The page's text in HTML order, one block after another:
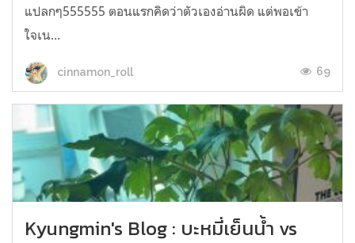
แปลกๆ555555 ตอนแรกคิดว่าตัวเองอ่านผิด แต่พอเข้า
ใจเน...
cinnamon_roll 69
Kyungmin's Blog : บะหมี่เย็นน้ำ vs